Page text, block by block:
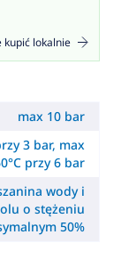
kupić lokalnie
max 10 bar
3 bar, max
przy 6 bar
wody i
o stężeniu
50%